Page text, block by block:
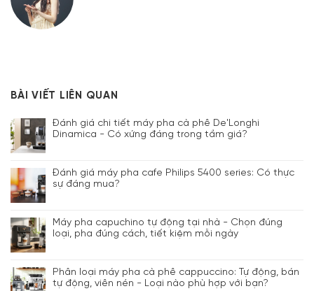
BÀI VIẾT LIÊN QUAN
Đánh giá chi tiết máy pha cà phê De'Longhi
Dinamica - Có xứng đáng trong tầm giá?
Đánh giá máy pha cafe Philips 5400 series: Có thực
sự đáng mua?
Máy pha capuchino tự động tại nhà - Chọn đúng
loại, pha đúng cách, tiết kiệm mỗi ngày
Phân loại máy pha cà phê cappuccino: Tự động, bán
tự động, viên nén - Loại nào phù hợp với bạn?